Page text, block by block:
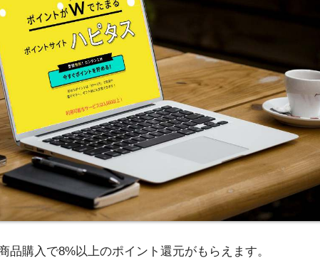
品購入で8%以上のポイント還元がもらえます。